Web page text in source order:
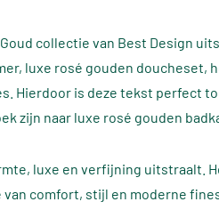
collectie van Best Design
luxe rosé gouden doucheset,
Hierdoor is deze tekst perfect
zijn naar luxe rosé gouden
luxe en verfijning uitstraalt.
comfort, stijl en moderne